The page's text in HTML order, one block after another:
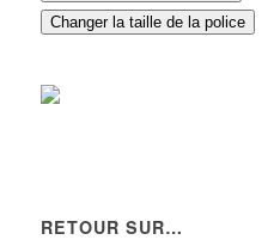
Changer la taille de la police
RETOUR SUR…